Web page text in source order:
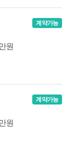
원
계약가능
원
계약가능